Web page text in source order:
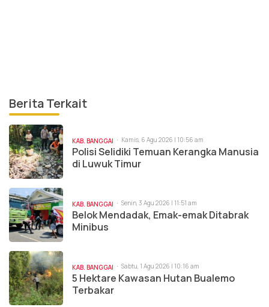
Berita Terkait
KAB. BANGGAI Kamis, 6 Agu 2026 | 10:56 am
Polisi Selidiki Temuan Kerangka Manusia
di Luwuk Timur
KAB. BANGGAI Senin, 3 Agu 2026 | 11:51 am
Belok Mendadak, Emak-emak Ditabrak
Minibus
KAB. BANGGAI Sabtu, 1 Agu 2026 | 10:16 am
5 Hektare Kawasan Hutan Bualemo
Terbakar